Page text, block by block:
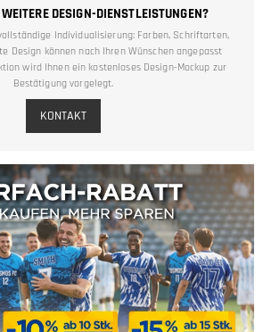
DESIGN-DIENSTLEISTUNGEN?
Individualisierung: Farben, Schriftarten,
Design können nach Ihren Wünschen angepasst
wird Ihnen ein kostenloses Design-Mockup zur
Bestätigung vorgelegt.
KONTAKT